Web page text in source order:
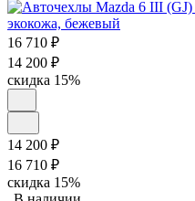
16 710 ₽
14 200 ₽
скидка 15%
14 200 ₽
16 710 ₽
скидка 15%